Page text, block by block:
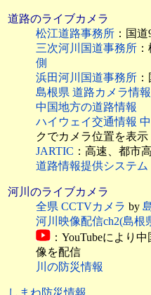
道路のライブカメラ
松江道路事務所 ：国道
三次河川国道事務所
側
浜田河川国道事務所
島根県 道路カメラ情報
中国地方の道路情報
ハイウェイ交通情報
クでカメラ位置を表示
JARTIC ：高速、都市
道路情報提供システム
河川のライブカメラ
全県 CCTVカメラ by
河川映像配信ch2(島根
：YouTubeにより
像を配信
川の防災情報